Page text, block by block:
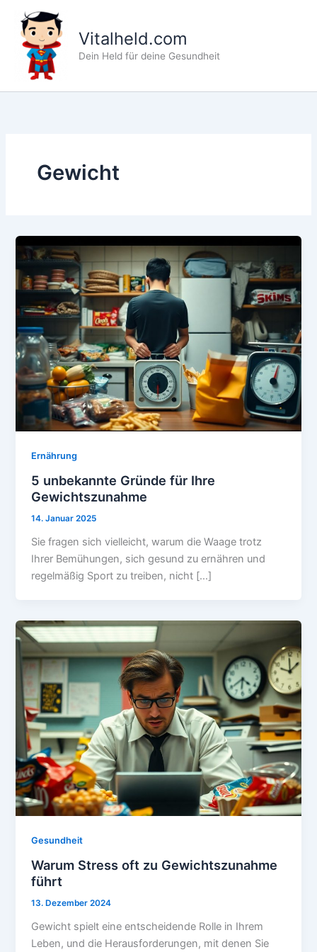
Inhalt
springen
Vitalheld.com
Dein Held für deine Gesundheit
Gewicht
Ernährung
5 unbekannte Gründe für Ihre
Gewichtszunahme
14. Januar 2025
Sie fragen sich vielleicht, warum die Waage trotz
Ihrer Bemühungen, sich gesund zu ernähren und
regelmäßig Sport zu treiben, nicht […]
Gesundheit
Warum Stress oft zu Gewichtszunahme
führt
13. Dezember 2024
Gewicht spielt eine entscheidende Rolle in Ihrem
Leben, und die Herausforderungen, mit denen Sie